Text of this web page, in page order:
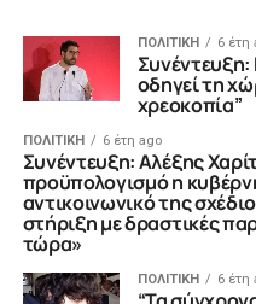
ΠΟΛΙΤΙΚΗ 6 έτη
οδηγεί τη
χρεοκοπία”
ΠΟΛΙΤΙΚΗ 6 έτη ago
Συνέντευξη: Αλέξης
προϋπολογισμό η
αντικοινωνικό της
στήριξη με δραστικές
τώρα»
ΠΟΛΙΤΙΚΗ 6 έτη